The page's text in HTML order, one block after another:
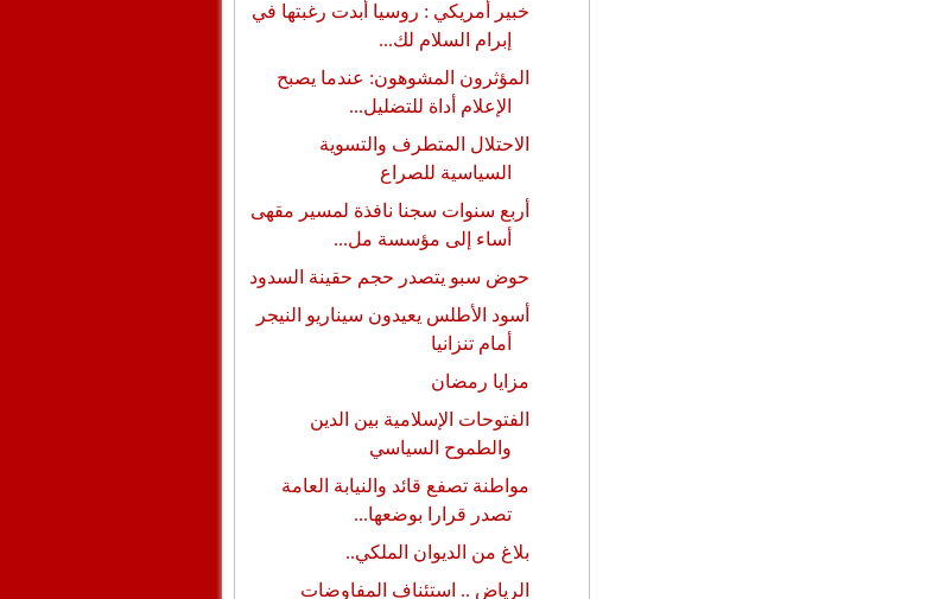
خبير أمريكي : روسيا أبدت رغبتها في
إبرام السلام لك...
المؤثرون المشوهون: عندما يصبح
الإعلام أداة للتضليل...
الاحتلال المتطرف والتسوية
السياسية للصراع
أربع سنوات سجنا نافذة لمسير مقهى
أساء إلى مؤسسة مل...
حوض سبو يتصدر حجم حقينة السدود
أسود الأطلس يعيدون سيناريو النيجر
أمام تنزانيا
مزايا رمضان
الفتوحات الإسلامية بين الدين
والطموح السياسي
مواطنة تصفع قائد والنيابة العامة
تصدر قرارا بوضعها...
بلاغ من الديوان الملكي..
الرياض .. استئناف المفاوضات